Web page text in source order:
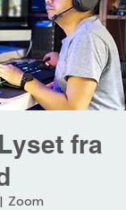
fra
Zoom